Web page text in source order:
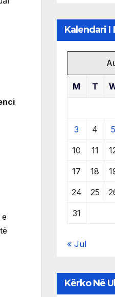
Kalendari
M T
3 4 5
10 11
17 18
24 25
31
« Jul
Kërko Në